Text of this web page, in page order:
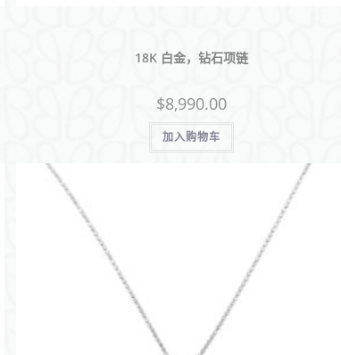
18K 白金，钻石项链
$8,990.00
加入购物车